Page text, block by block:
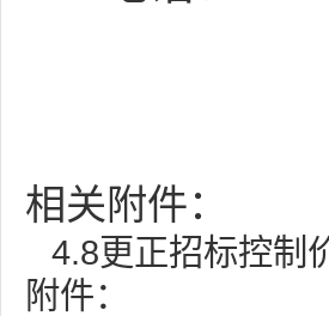
相关附件：
4.8更正招标控制
附件：